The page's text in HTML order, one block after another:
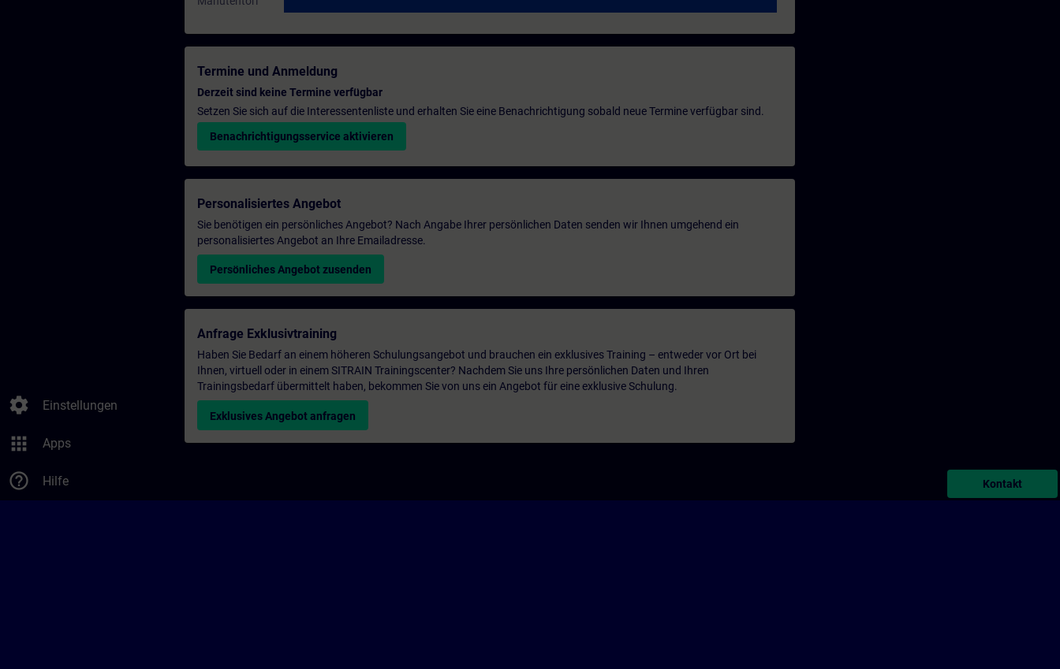
settings Einstellungen
apps Apps
help_outline Hilfe
Termine und Anmeldung
Derzeit sind keine Termine verfügbar
Setzen Sie sich auf die Interessentenliste und erhalten Sie eine Benachrichtigung sobald neue Termine verfügbar sind.
Benachrichtigungsservice aktivieren
Personalisiertes Angebot
Sie benötigen ein persönliches Angebot? Nach Angabe Ihrer persönlichen Daten senden wir Ihnen umgehend ein
personalisiertes Angebot an Ihre Emailadresse.
Persönliches Angebot zusenden
Anfrage Exklusivtraining
Haben Sie Bedarf an einem höheren Schulungsangebot und brauchen ein exklusives Training – entweder vor Ort bei
Ihnen, virtuell oder in einem SITRAIN Trainingscenter? Nachdem Sie uns Ihre persönlichen Daten und Ihren
Trainingsbedarf übermittelt haben, bekommen Sie von uns ein Angebot für eine exklusive Schulung.
Exklusives Angebot anfragen
Kontakt